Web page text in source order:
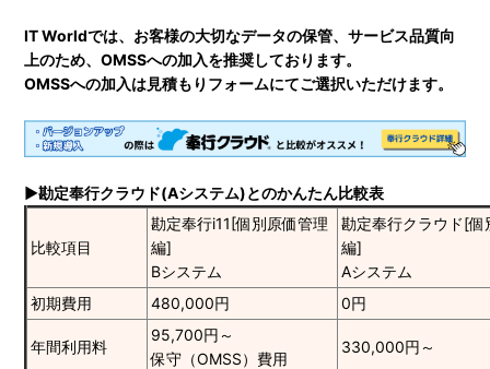
IT Worldでは、お客様の大切なデータの保管、サービス品質向
上のため、OMSSへの加入を推奨しております。
OMSSへの加入は見積もりフォームにてご選択いただけます。
▶勘定奉行クラウド(Aシステム)とのかんたん比較表
比較項目
勘定奉行i11[個別原価管理
編]
Bシステム
勘定奉行クラウド[個
編]
Aシステム
初期費用
480,000円 0円
年間利用料
95,700円～
保守（OMSS）費用
330,000円～